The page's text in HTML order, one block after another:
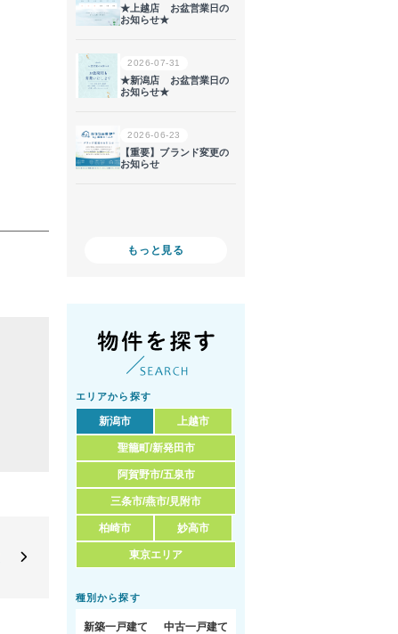
もっと見る
エリアから探す
新潟市 上越市
聖籠町/新発田市
阿賀野市/五泉市
三条市/燕市/見附市
柏崎市 妙高市
東京エリア
種別から探す
新築一戸建て 中古一戸建て